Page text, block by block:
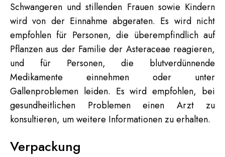
Schwangeren und stillenden Frauen sowie Kindern
wird von der Einnahme abgeraten. Es wird nicht
empfohlen für Personen, die überempfindlich auf
Pflanzen aus der Familie der Asteraceae reagieren,
und für Personen, die blutverdünnende
Medikamente einnehmen oder unter
Gallenproblemen leiden. Es wird empfohlen, bei
gesundheitlichen Problemen einen Arzt zu
konsultieren, um weitere Informationen zu erhalten.
Verpackung